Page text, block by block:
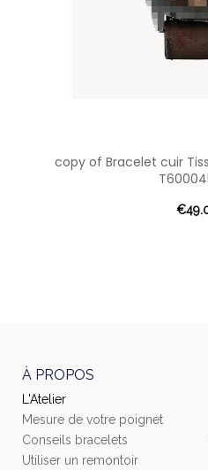
copy of Bracelet cuir
À PROPOS
L'Atelier
Mesure de votre poignet
Conseils bracelets
Utiliser un remontoir